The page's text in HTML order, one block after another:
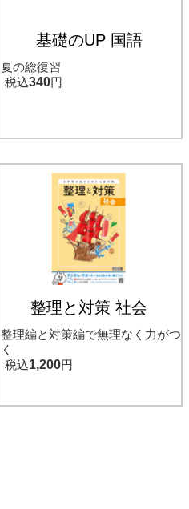
基礎のUP 国語
夏の総復習
税込340円
整理と対策 社会
整理編と対策編で無理なく力がつ
く
税込1,200円